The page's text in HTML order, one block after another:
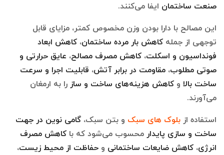
صنعت ساختمان ایفا می‌کنند.
این مصالح با دارا بودن وزن مخصوص کمتر، مزایای قابل
توجهی از جمله کاهش بار مرده ساختمان، کاهش ابعاد
فونداسیون و اسکلت، کاهش مصرف مصالح، عایق حرارتی و
صوتی مطلوب، مقاومت در برابر آتش، قابلیت اجرا و سرعت
ساخت بالا و کاهش هزینه‌های ساخت و ساز را به ارمغان
می‌آورند.
استفاده از بلوک های سبک و بتن سبک، گامی نوین در جهت
ساخت و سازی پایدار محسوب می‌شود که با کاهش مصرف
انرژی، کاهش ضایعات ساختمانی و حفاظت از محیط زیست،